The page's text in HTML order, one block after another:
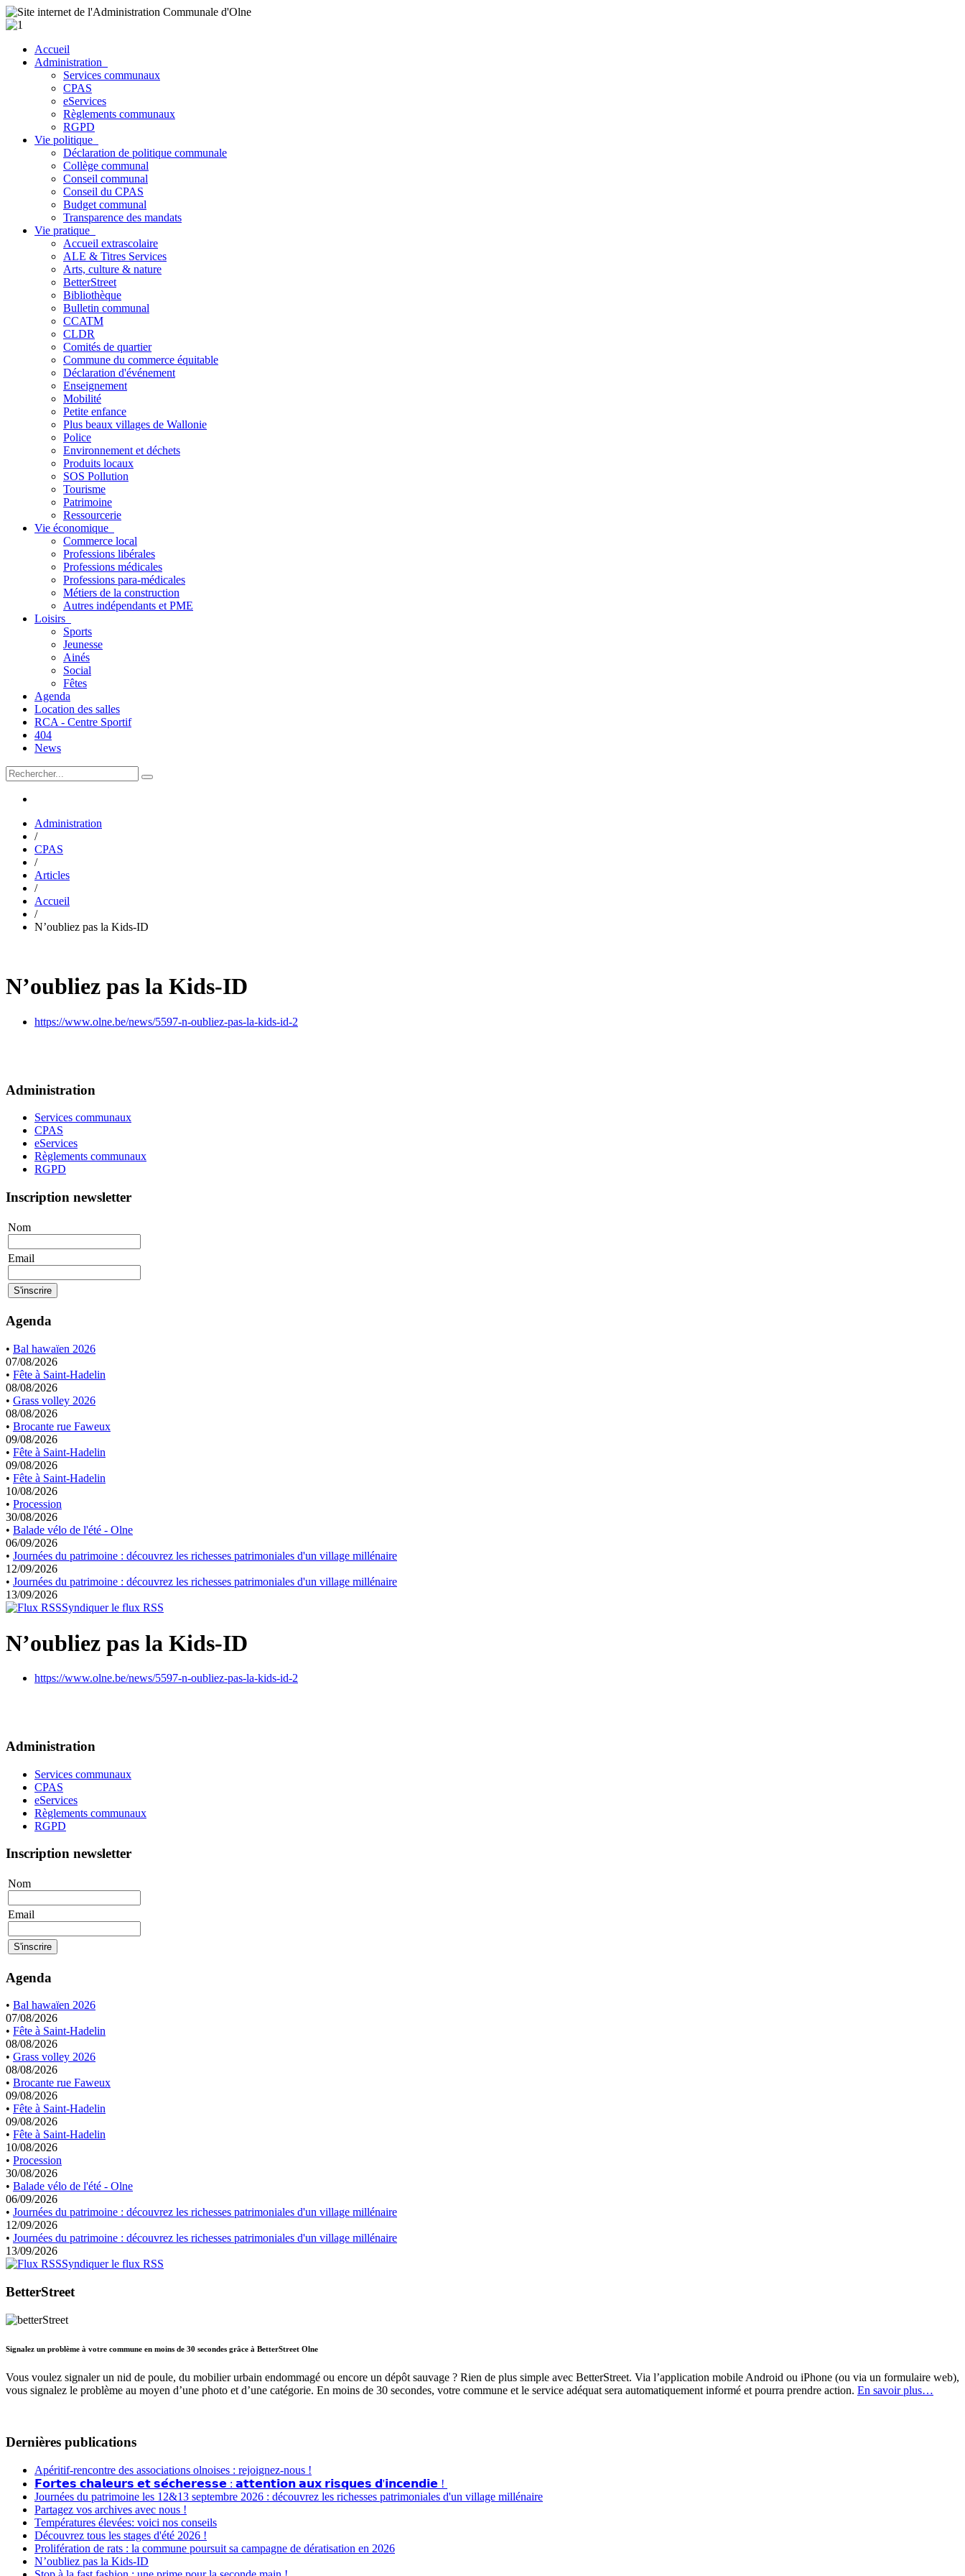
Accueil
Administration
Services communaux
CPAS
eServices
Règlements communaux
RGPD
Vie politique
Déclaration de politique communale
Collège communal
Conseil communal
Conseil du CPAS
Budget communal
Transparence des mandats
Vie pratique
Accueil extrascolaire
ALE & Titres Services
Arts, culture & nature
BetterStreet
Bibliothèque
Bulletin communal
CCATM
CLDR
Comités de quartier
Commune du commerce équitable
Déclaration d'événement
Enseignement
Mobilité
Petite enfance
Plus beaux villages de Wallonie
Police
Environnement et déchets
Produits locaux
SOS Pollution
Tourisme
Patrimoine
Ressourcerie
Vie économique
Commerce local
Professions libérales
Professions médicales
Professions para-médicales
Métiers de la construction
Autres indépendants et PME
Loisirs
Sports
Jeunesse
Ainés
Social
Fêtes
Agenda
Location des salles
RCA - Centre Sportif
404
News
Administration
/
CPAS
/
Articles
/
Accueil
/
N’oubliez pas la Kids-ID
N’oubliez pas la Kids-ID
https://www.olne.be/news/5597-n-oubliez-pas-la-kids-id-2
Administration
Services communaux
CPAS
eServices
Règlements communaux
RGPD
Inscription newsletter
Nom
Email
Agenda
• Bal hawaïen 2026
07/08/2026
• Fête à Saint-Hadelin
08/08/2026
• Grass volley 2026
08/08/2026
• Brocante rue Faweux
09/08/2026
• Fête à Saint-Hadelin
09/08/2026
• Fête à Saint-Hadelin
10/08/2026
• Procession
30/08/2026
• Balade vélo de l'été - Olne
06/09/2026
• Journées du patrimoine : découvrez les richesses patrimoniales d'un village millénaire
12/09/2026
• Journées du patrimoine : découvrez les richesses patrimoniales d'un village millénaire
13/09/2026
Syndiquer le flux RSS
N’oubliez pas la Kids-ID
https://www.olne.be/news/5597-n-oubliez-pas-la-kids-id-2
Administration
Services communaux
CPAS
eServices
Règlements communaux
RGPD
Inscription newsletter
Nom
Email
Agenda
• Bal hawaïen 2026
07/08/2026
• Fête à Saint-Hadelin
08/08/2026
• Grass volley 2026
08/08/2026
• Brocante rue Faweux
09/08/2026
• Fête à Saint-Hadelin
09/08/2026
• Fête à Saint-Hadelin
10/08/2026
• Procession
30/08/2026
• Balade vélo de l'été - Olne
06/09/2026
• Journées du patrimoine : découvrez les richesses patrimoniales d'un village millénaire
12/09/2026
• Journées du patrimoine : découvrez les richesses patrimoniales d'un village millénaire
13/09/2026
Syndiquer le flux RSS
BetterStreet
Signalez un problème à votre commune en moins de 30 secondes grâce à BetterStreet Olne
Vous voulez signaler un nid de poule, du mobilier urbain endommagé ou encore un dépôt sauvage ? Rien de plus simple avec BetterStreet. Via l’application mobile Android ou iPhone (ou via un formulaire web),
vous signalez le problème au moyen d’une photo et d’une catégorie. En moins de 30 secondes, votre commune et le service adéquat sera automatiquement informé et pourra prendre action. En savoir plus…
Dernières publications
Apéritif-rencontre des associations olnoises : rejoignez-nous !
𝗙𝗼𝗿𝘁𝗲𝘀 𝗰𝗵𝗮𝗹𝗲𝘂𝗿𝘀 𝗲𝘁 𝘀𝗲́𝗰𝗵𝗲𝗿𝗲𝘀𝘀𝗲 : 𝗮𝘁𝘁𝗲𝗻𝘁𝗶𝗼𝗻 𝗮𝘂𝘅 𝗿𝗶𝘀𝗾𝘂𝗲𝘀 𝗱'𝗶𝗻𝗰𝗲𝗻𝗱𝗶𝗲 !
Journées du patrimoine les 12&13 septembre 2026 : découvrez les richesses patrimoniales d'un village millénaire
Partagez vos archives avec nous !
Températures élevées: voici nos conseils
Découvrez tous les stages d'été 2026 !
Prolifération de rats : la commune poursuit sa campagne de dératisation en 2026
N’oubliez pas la Kids-ID